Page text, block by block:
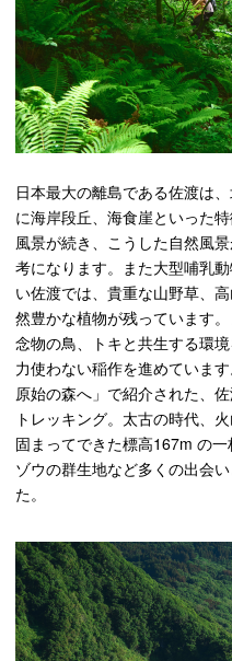
⽇本最⼤の離島である佐渡は
に海岸段丘、海⾷崖といった
⾵景が続き、こうした⾃然⾵
考になります。また⼤型哺乳
い佐渡では、貴重な⼭野草、
然豊かな植物が残っています
念物の⿃、トキと共⽣する環
⼒使わない稲作を進めていま
原始の森へ」で紹介された、
トレッキング。太古の時代、
固まってできた標⾼167m の
ゾウの群⽣地など多くの出会
た。